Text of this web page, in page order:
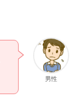
男性